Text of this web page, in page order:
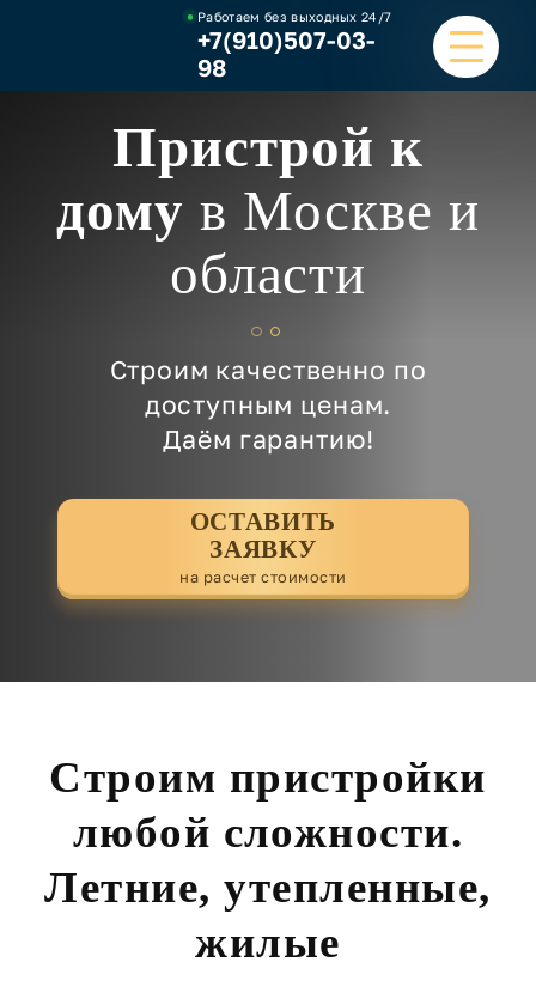
Работаем без выходных24/7
+7(910)507-03-
98
УСЛУГИ
НАШИ РАБОТЫ
О КОМПАНИИ
ОТЗЫВЫ И ВИДЕО
КОНТАКТЫ
Пристрой к
дому в Москве и
области
Строим качественно по
доступным ценам.
Даём гарантию!
ОСТАВИТЬ
ЗАЯВКУ
на расчет стоимости
Строим пристройки
любой сложности.
Летние, утепленные,
жилые